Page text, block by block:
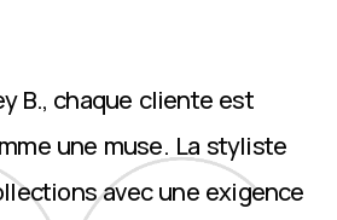
B., chaque cliente est
une muse. La styliste
avec une exigence